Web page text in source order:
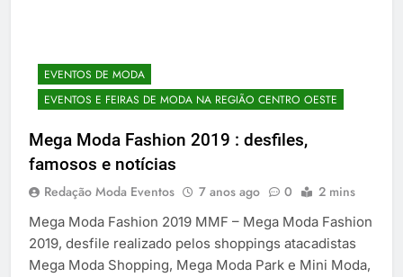
EVENTOS DE MODA
EVENTOS E FEIRAS DE MODA NA REGIÃO CENTRO OESTE
Mega Moda Fashion 2019 : desfiles,
famosos e notícias
Redação Moda Eventos 7 anos ago 0 2 mins
Mega Moda Fashion 2019 MMF – Mega Moda Fashion
2019, desfile realizado pelos shoppings atacadistas
Mega Moda Shopping, Mega Moda Park e Mini Moda,